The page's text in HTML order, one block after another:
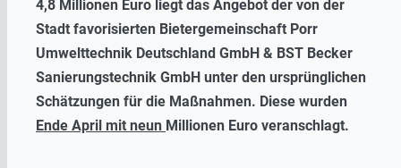
4,8 Millionen Euro liegt das Angebot der von der
Stadt favorisierten Bietergemeinschaft Porr
Umwelttechnik Deutschland GmbH & BST Becker
Sanierungstechnik GmbH unter den ursprünglichen
Schätzungen für die Maßnahmen. Diese wurden
Ende April mit neun Millionen Euro veranschlagt.